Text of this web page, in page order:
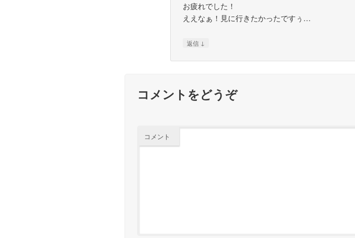
お疲れでした！
ええなぁ！見に行きたかったですぅ…
返信 ↓
コメントをどうぞ
コメント